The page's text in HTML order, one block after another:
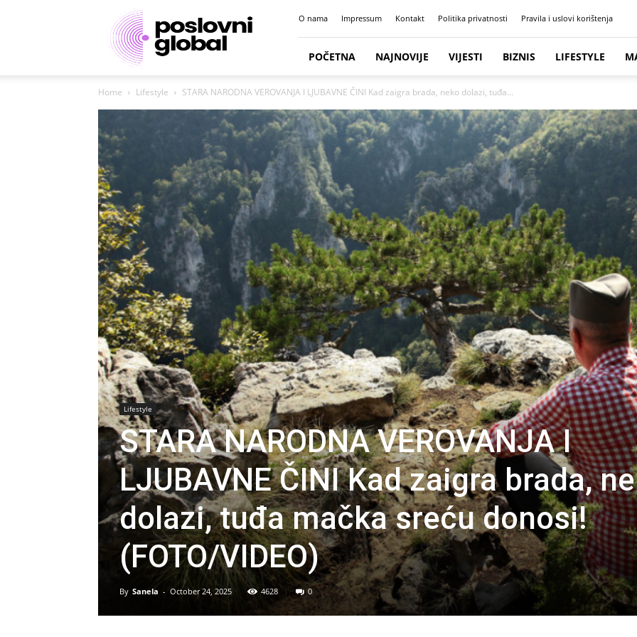
Poslovni
portal
O nama Impressum Kontakt Politika privatnosti Pravila i uslovi korištenja
POČETNA NAJNOVIJE VIJESTI BIZNIS LIFESTYLE
Home Lifestyle STARA NARODNA VEROVANJA I LJUBAVNE ČINI Kad zaigra brada, neko dolazi, tuđa...
Lifestyle
STARA NARODNA VEROVANJA I
LJUBAVNE ČINI Kad zaigra brada,
dolazi, tuđa mačka sreću donosi!
(FOTO/VIDEO)
By Sanela - October 24, 2025 4628 0